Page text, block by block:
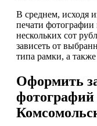
В среднем, исходя
печати фотографии
нескольких сот
зависеть от
типа рамки, а
Оформить
фотографий